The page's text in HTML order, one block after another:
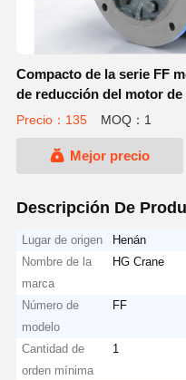
Compacto de la serie FF
de reducción del motor
engranajes helicoidales
Precio：135 MOQ：1
Mejor precio
Descripción De
Lugar de origen
Henán
Nombre de la
marca
HG Crane
Número de
modelo
FF
Cantidad de
orden mínima
1